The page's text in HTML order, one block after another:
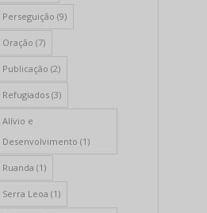
Perseguição (9)
Oração (7)
Publicação (2)
Refugiados (3)
Alívio e
Desenvolvimento (1)
Ruanda (1)
Serra Leoa (1)